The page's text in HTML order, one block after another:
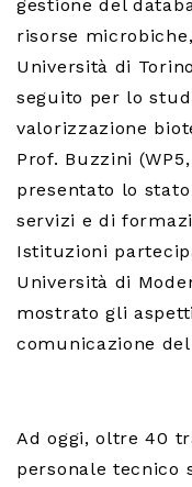
gestione del
risorse
Università di
seguito per lo
valorizzazione
Prof. Buzzini
presentato lo
servizi e di
Istituzioni
Università di
mostrato gli
comunicazione
Ad oggi, oltre 40
personale tecnico